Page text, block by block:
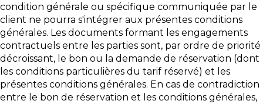
condition générale ou spécifique communiquée par le
client ne pourra s'intégrer aux présentes conditions
générales. Les documents formant les engagements
contractuels entre les parties sont, par ordre de priorité
décroissant, le bon ou la demande de réservation (dont
les conditions particulières du tarif réservé) et les
présentes conditions générales. En cas de contradiction
entre le bon de réservation et les conditions générales,